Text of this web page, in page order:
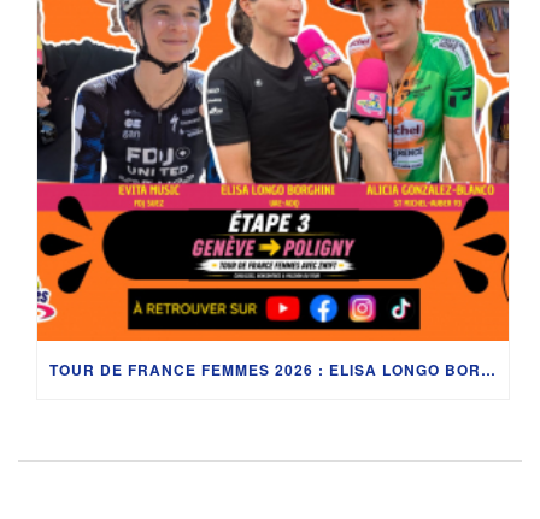
TOUR DE FRANCE FEMMES 2026 : ELISA LONGO BORGHINI, ÉVITA MUZIC, JULIE BEGO, ALICIA GONZÁLEZ ET LES SECRETS DU LAC LÉMAN AVEC DÉDÉ